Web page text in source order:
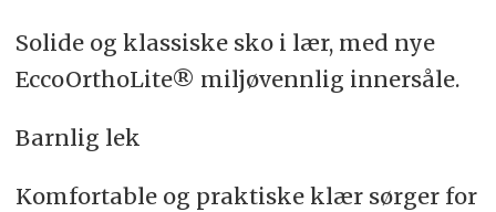
Solide og klassiske sko i lær, med nye
EccoOrthoLite® miljøvennlig innersåle.
Barnlig lek
Komfortable og praktiske klær sørger for